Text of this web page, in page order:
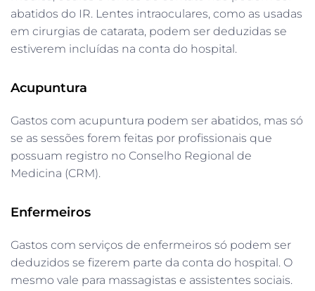
abatidos do IR. Lentes intraoculares, como as usadas
em cirurgias de catarata, podem ser deduzidas se
estiverem incluídas na conta do hospital.
Acupuntura
Gastos com acupuntura podem ser abatidos, mas só
se as sessões forem feitas por profissionais que
possuam registro no Conselho Regional de
Medicina (CRM).
Enfermeiros
Gastos com serviços de enfermeiros só podem ser
deduzidos se fizerem parte da conta do hospital. O
mesmo vale para massagistas e assistentes sociais.